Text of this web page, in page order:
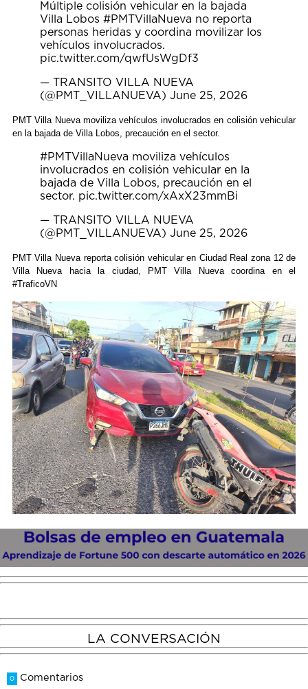
Múltiple colisión vehicular en la bajada
Villa Lobos #PMTVillaNueva no reporta
personas heridas y coordina movilizar los
vehículos involucrados.
pic.twitter.com/qwfUsWgDf3
— TRANSITO VILLA NUEVA
(@PMT_VILLANUEVA) June 25, 2026
PMT Villa Nueva moviliza vehículos involucrados en colisión vehicular
en la bajada de Villa Lobos, precaución en el sector.
#PMTVillaNueva moviliza vehículos
involucrados en colisión vehicular en la
bajada de Villa Lobos, precaución en el
sector. pic.twitter.com/xAxX23mmBi
— TRANSITO VILLA NUEVA
(@PMT_VILLANUEVA) June 25, 2026
PMT Villa Nueva reporta colisión vehicular en Ciudad Real zona 12 de
Villa Nueva hacia la ciudad, PMT Villa Nueva coordina en el
#TraficoVN
LA CONVERSACIÓN
0 Comentarios